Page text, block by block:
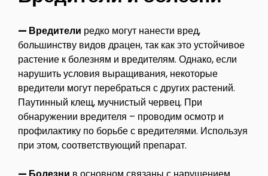
— Вредители редко могут нанести вред,
большинству видов драцен, так как это устойчивое
растение к болезням и вредителям. Однако, если
нарушить условия выращивания, некоторые
вредители могут перебраться с других растений.
Паутинный клещ, мучнистый червец. При
обнаружении вредителя – проводим осмотр и
профилактику по борьбе с вредителями. Используя
при этом, соответствующий препарат.